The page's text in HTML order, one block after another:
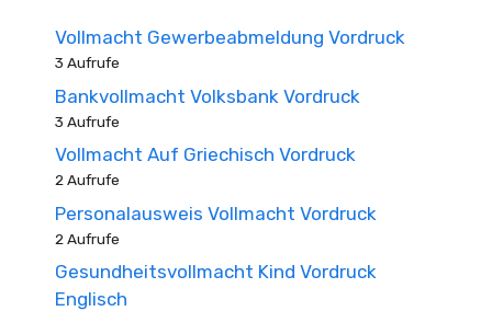
Vollmacht Gewerbeabmeldung Vordruck
3 Aufrufe
Bankvollmacht Volksbank Vordruck
3 Aufrufe
Vollmacht Auf Griechisch Vordruck
2 Aufrufe
Personalausweis Vollmacht Vordruck
2 Aufrufe
Gesundheitsvollmacht Kind Vordruck
Englisch